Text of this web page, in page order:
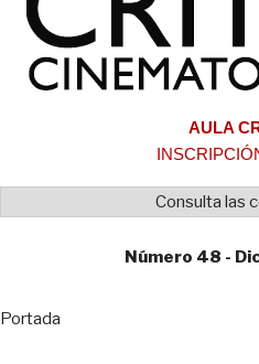
AULA
Consulta las
Número 48 -
Portada